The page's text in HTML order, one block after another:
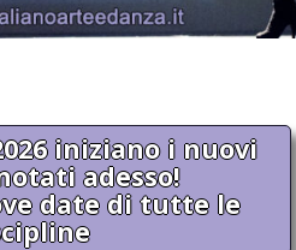
iniziano i nuovi
adesso!
date di tutte le